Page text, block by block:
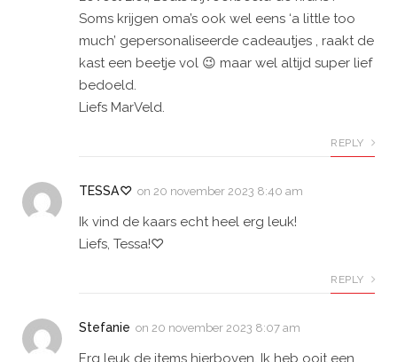
Soms krijgen oma’s ook wel eens ‘a little too
much’ gepersonaliseerde cadeautjes , raakt de
kast een beetje vol 😉 maar wel altijd super lief
bedoeld.
Liefs MarVeld.
REPLY
TESSA♡ on 20 november 2023 8:40 am
Ik vind de kaars echt heel erg leuk!
Liefs, Tessa!♡
REPLY
Stefanie on 20 november 2023 8:07 am
Erg leuk de items hierboven. Ik heb ooit een